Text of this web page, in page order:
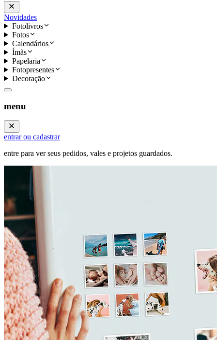
Novidades
Fotolivros
Fotos
Calendários
Ímãs
Papelaria
Fotopresentes
Decoração
menu
entrar ou cadastrar
entre para ver seus pedidos, vales e projetos guardados.